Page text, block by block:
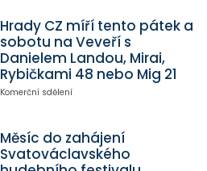
Hrady CZ míří tento pátek a
sobotu na Veveří s
Danielem Landou, Mirai,
Rybičkami 48 nebo Mig 21
Komerční sdělení
Měsíc do zahájení
Svatováclavského